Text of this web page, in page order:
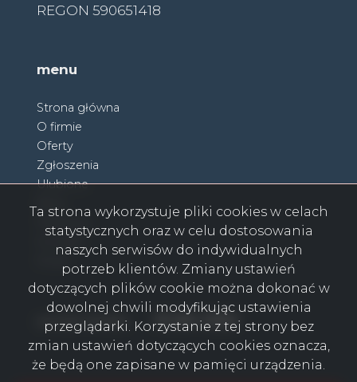
REGON 590651418
menu
Strona główna
O firmie
Oferty
Zgłoszenia
Ulubione
Kontakt
social media Facebook
Facebook
Facebook
Facebook
Facebook
Facebook
Facebook
Ta strona wykorzystuje pliki cookies w celach
statystycznych oraz w celu dostosowania
naszych serwisów do indywidualnych
potrzeb klientów. Zmiany ustawień
dotyczących plików cookie można dokonać w
dowolnej chwili modyfikując ustawienia
przeglądarki. Korzystanie z tej strony bez
zmian ustawień dotyczących cookies oznacza,
że będą one zapisane w pamięci urządzenia.